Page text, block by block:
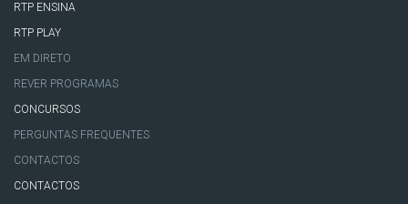
RTP ENSINA
RTP PLAY
EM DIRETO
REVER PROGRAMAS
CONCURSOS
PERGUNTAS FREQUENTES
CONTACTOS
CONTACTOS